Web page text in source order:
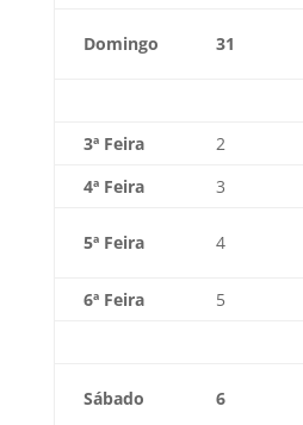
Domingo 31
3ª Feira 2
4ª Feira
3
5ª Feira 4
6ª Feira
5
Sábado 6